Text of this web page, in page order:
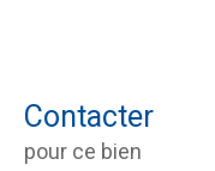
Contacter
pour ce bien